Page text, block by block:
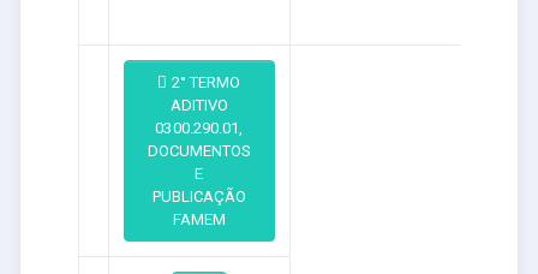
2° TERMO
ADITIVO
0300.290.01,
DOCUMENTOS
E
PUBLICAÇÃO
FAMEM